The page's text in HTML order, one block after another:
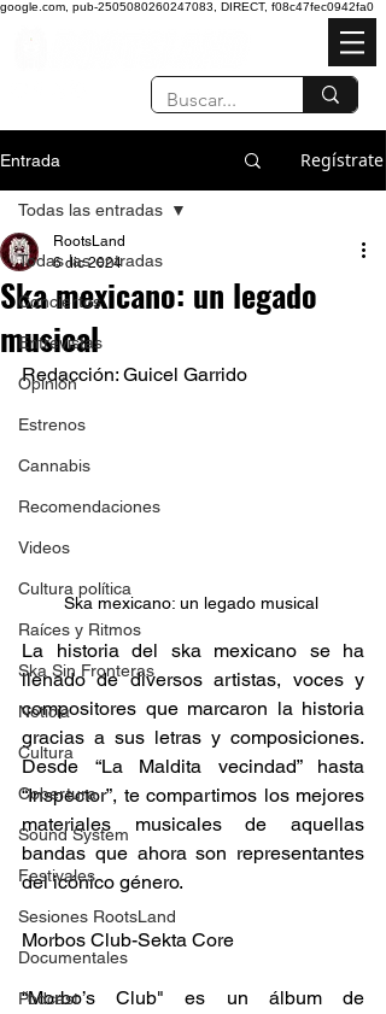
google.com, pub-2505080260247083, DIRECT, f08c47fec0942fa0
Entrada Regístrate
Todas las entradas
Conciertos
Entrevistas
Opinión
Estrenos
Cannabis
Recomendaciones
Videos
Cultura política
Raíces y Ritmos
Ska Sin Fronteras
Noticia
Cultura
Cobertura
Sound System
Festivales
Sesiones RootsLand
Documentales
Podcast
Todas las entradas
Ska mexicano: un legado
musical
RootsLand
6 dic 2024
Redacción: Guicel Garrido
Ska mexicano: un legado musical
La historia del ska mexicano se ha
llenado de diversos artistas, voces y
compositores que marcaron la historia
gracias a sus letras y composiciones.
Desde “La Maldita vecindad” hasta
“Inspector”, te compartimos los mejores
materiales musicales de aquellas
bandas que ahora son representantes
del icónico género.
Morbos Club-Sekta Core
“Morbo’s Club" es un álbum de